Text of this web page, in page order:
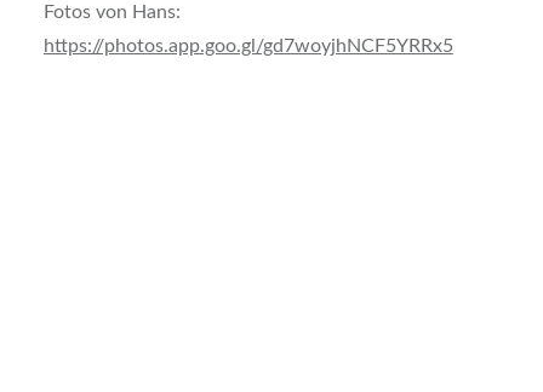
Fotos von Hans:
https://photos.app.goo.gl/gd7woyjhNCF5YRRx5